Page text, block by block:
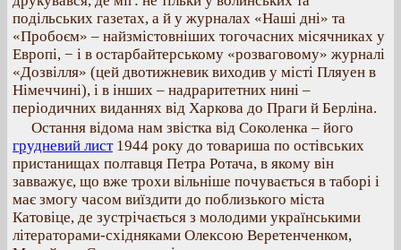
подільських газетах, а й у журналах «Наші дні» та
«Пробоєм» – найзмістовніших тогочасних місячниках у
Европі, − і в остарбайтерському «розваговому» журналі
«Дозвілля» (цей двотижневик виходив у місті Пляуен в
Німеччині), і в інших – надраритетних нині –
періодичних виданнях від Харкова до Праги й Берліна.
Остання відома нам звістка від Соколенка – його
грудневий лист1944 року до товариша по остівських
пристанищах полтавця Петра Ротача, в якому він
завважує, що вже трохи вільніше почувається в таборі і
має змогу часом виїздити до поблизького міста
Катовіце, де зустрічається з молодими українськими
літераторами-східняками Олексою Веретенченком,